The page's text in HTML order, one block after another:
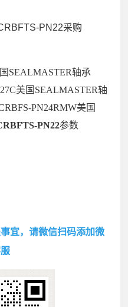
PN22采购
SEALMASTER轴承
美国SEALMASTER轴
PN24RMW美国
PN22参数
宜，请微信扫码添加微